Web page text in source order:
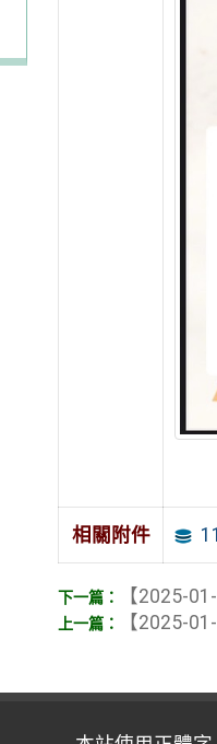
相關附件
【2025-01-
【2025-